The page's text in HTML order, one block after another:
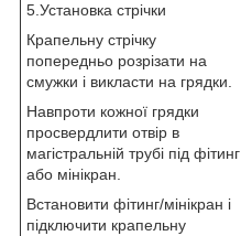
5.Установка стрічки
Крапельну стрічку
попередньо розрізати на
смужки і викласти на грядки.
Навпроти кожної грядки
просвердлити отвір в
магістральній трубі під фітинг
або мінікран.
Встановити фітинг/мінікран і
підключити крапельну